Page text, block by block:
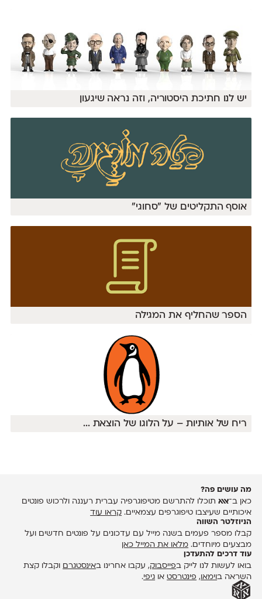
יש לנו חתיכת היסטוריה, וזה נראה שיגעון
אוסף התקליטים של ״סחוגי‎״
הספר שהחליף את המגילה
ריח של אותיות – על הלוגו של הוצאת ...
מה עושים פה?
כאן ב־אאאתוכלו להתרשם מטיפוגרפיה עברית רעננה ולרכוש פונטים
איכותיים שעיצבו טיפוגרפים עצמאיים. קראו עוד
הניוזלטר השווה
קבלו מספר פעמים בשנה מייל עם עדכונים על פונטים חדשים ועל
מבצעים מיוחדים. מלאו את המייל כאן
עוד דרכים להתעדכן
בואו לעשות לנו לייק בפייסבוק, עקבו אחרינו באינסטגרם וקבלו קצת
השראה בוימאו, פינטרסטאו גיפי.